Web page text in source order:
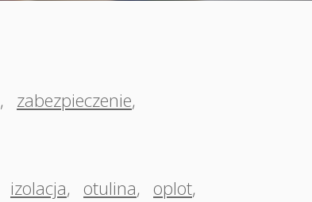
, zabezpieczenie,
izolacja, otulina, oplot,